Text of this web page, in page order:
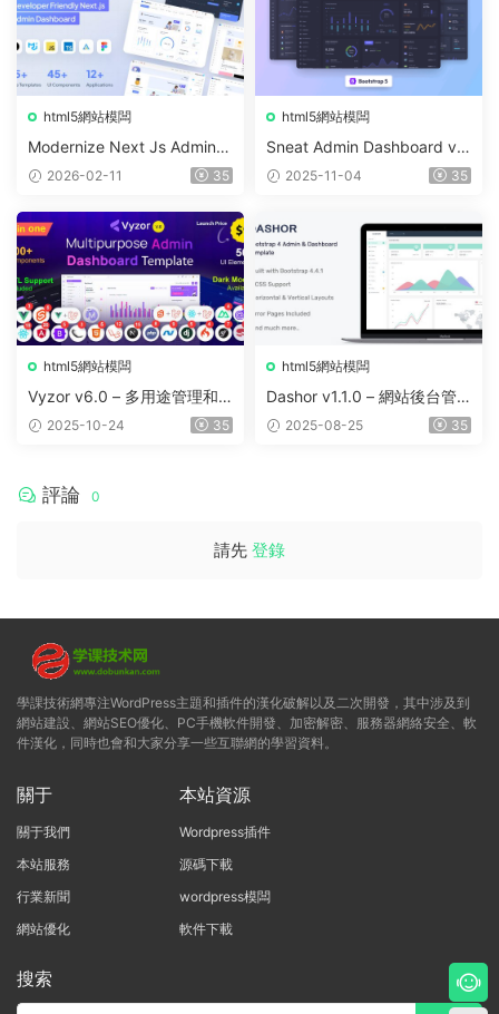
html5網站模闆
Modernize Next Js Admin D
ashboard v11.0.0
2026-02-11 35
html5網站模闆
Sneat Admin Dashboard v3.
0.0 – HTML Bootstrap 5
2025-11-04 35
html5網站模闆
Vyzor v6.0 – 多用途管理和
儀表闆模闆
2025-10-24 35
html5網站模闆
Dashor v1.1.0 – 網站後台管
理模闆
2025-08-25 35
評論 0
請先 登錄
學課技術網專注WordPress主題和插件的漢化破解以及二次開發，其中涉及到
網站建設、網站SEO優化、PC手機軟件開發、加密解密、服務器網絡安全、軟
件漢化，同時也會和大家分享一些互聯網的學習資料。
關于
關于我們
本站服務
行業新聞
網站優化
本站資源
Wordpress插件
源碼下載
wordpress模闆
軟件下載
搜索